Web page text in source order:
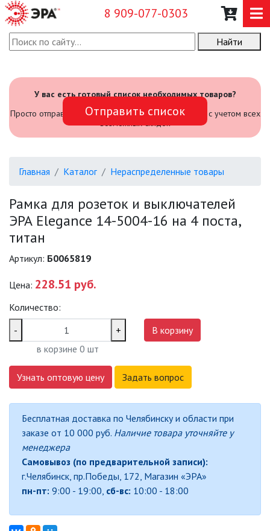
8 909-077-0303
О КОМПАНИИ
САДОВЫЙ ИНВЕНТАРЬ И
ИНСТРУМЕНТЫ
ОФИСНЫЕ ПОДВЕСНЫЕ
ПРОЖЕКТОРЫ
САДОВЫЕ СВЕТИЛЬНИКИ
СВЕТИЛЬНИКИ
СВЕТИЛЬНИКИ ДЛЯ РОСТА
РАСТЕНИЙ (ФИТОСВЕТИЛЬНИКИ)
АКСЕССУАРЫ ДЛЯ
ЭЛЕКТРОМОНТАЖА
БАКТЕРИЦИДНЫЕ ЛАМПЫ
ДАТЧИКИ ДВИЖЕНИЯ И
Найти
У вас есть готовый список необходимых товаров?
Просто отправьте его нам и мы посчитаем стоимость с учетом всех
возможных скидок
Отправить список
Главная Каталог Нераспределенные товары
Рамка для розеток и выключателей
ЭРА Elegance 14-5004-16 на 4 поста,
титан
Артикул: Б0065819
Цена: 228.51 руб.
Количество:
-
+
в корзине 0 шт
В корзину
Узнать оптовую цену Задать вопрос
Бесплатная доставка по Челябинску и области при
заказе от 10 000 руб. Наличие товара уточняйте у
менеджера
Самовывоз (по предварительной записи):
г.Челябинск, пр.Победы, 172, Магазин «ЭРА»
пн-пт: 9:00 - 19:00, сб-вс: 10:00 - 18:00